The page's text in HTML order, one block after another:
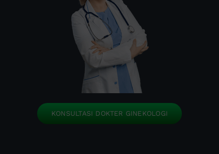
KONSULTASI DOKTER GINEKOLOGI